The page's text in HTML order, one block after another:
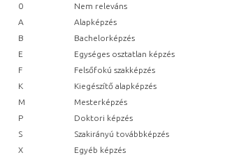
0
Nem releváns
A
Alapképzés
B
Bachelorképzés
E
Egységes osztatlan képzés
F
Felsőfokú szakképzés
K
Kiegészítő alapképzés
M
Mesterképzés
P
Doktori képzés
S
Szakirányú továbbképzés
X
Egyéb képzés